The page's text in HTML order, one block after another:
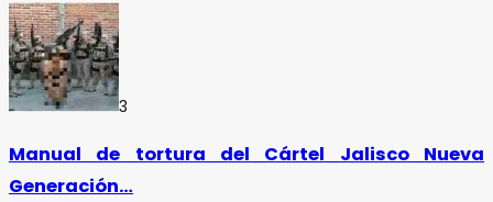
3
Manual de tortura del Cártel Jalisco Nueva
Generación…